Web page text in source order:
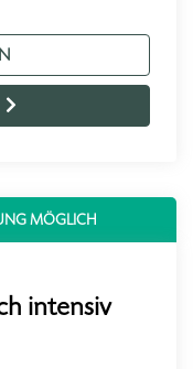
MÖGLICH
intensiv